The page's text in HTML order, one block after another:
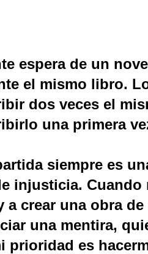
espera de un
el mismo libro.
dos veces el
una primera
siempre es
injusticia.
a crear una obra
una mentira,
prioridad es